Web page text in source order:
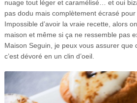
nuage tout léger et caramélisé… et oui
pas dodu mais complètement écrasé
Impossible d’avoir la vraie recette, alors
maison et même si ça ne ressemble pas
Maison Seguin, je peux vous assurer que
c’est dévoré en un clin d’oeil.